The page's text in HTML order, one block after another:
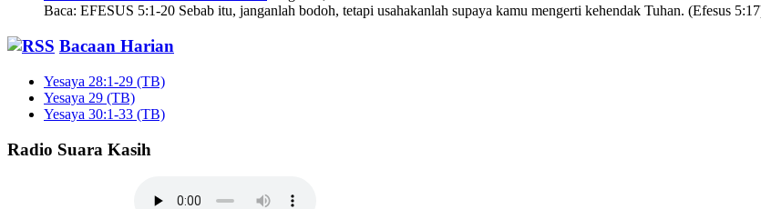
Baca: EFESUS 5:1-20 Sebab itu, janganlah bodoh, tetapi usahakanlah supaya kamu mengerti kehendak Tuhan. (Efesus
Bacaan Harian
Yesaya 28:1-29 (TB)
Yesaya 29 (TB)
Yesaya 30:1-33 (TB)
Radio Suara Kasih